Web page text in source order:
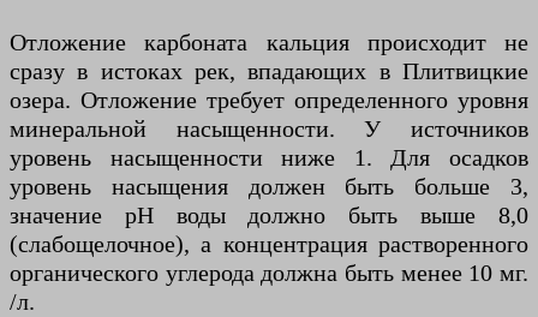
Отложение карбоната кальция происходит не
сразу в истоках рек, впадающих в Плитвицкие
озера. Отложение требует определенного уровня
минеральной насыщенности. У источников
уровень насыщенности ниже 1. Для осадков
уровень насыщения должен быть больше 3,
значение pH воды должно быть выше 8,0
(слабощелочное), а концентрация растворенного
органического углерода должна быть менее 10 мг.
/л.